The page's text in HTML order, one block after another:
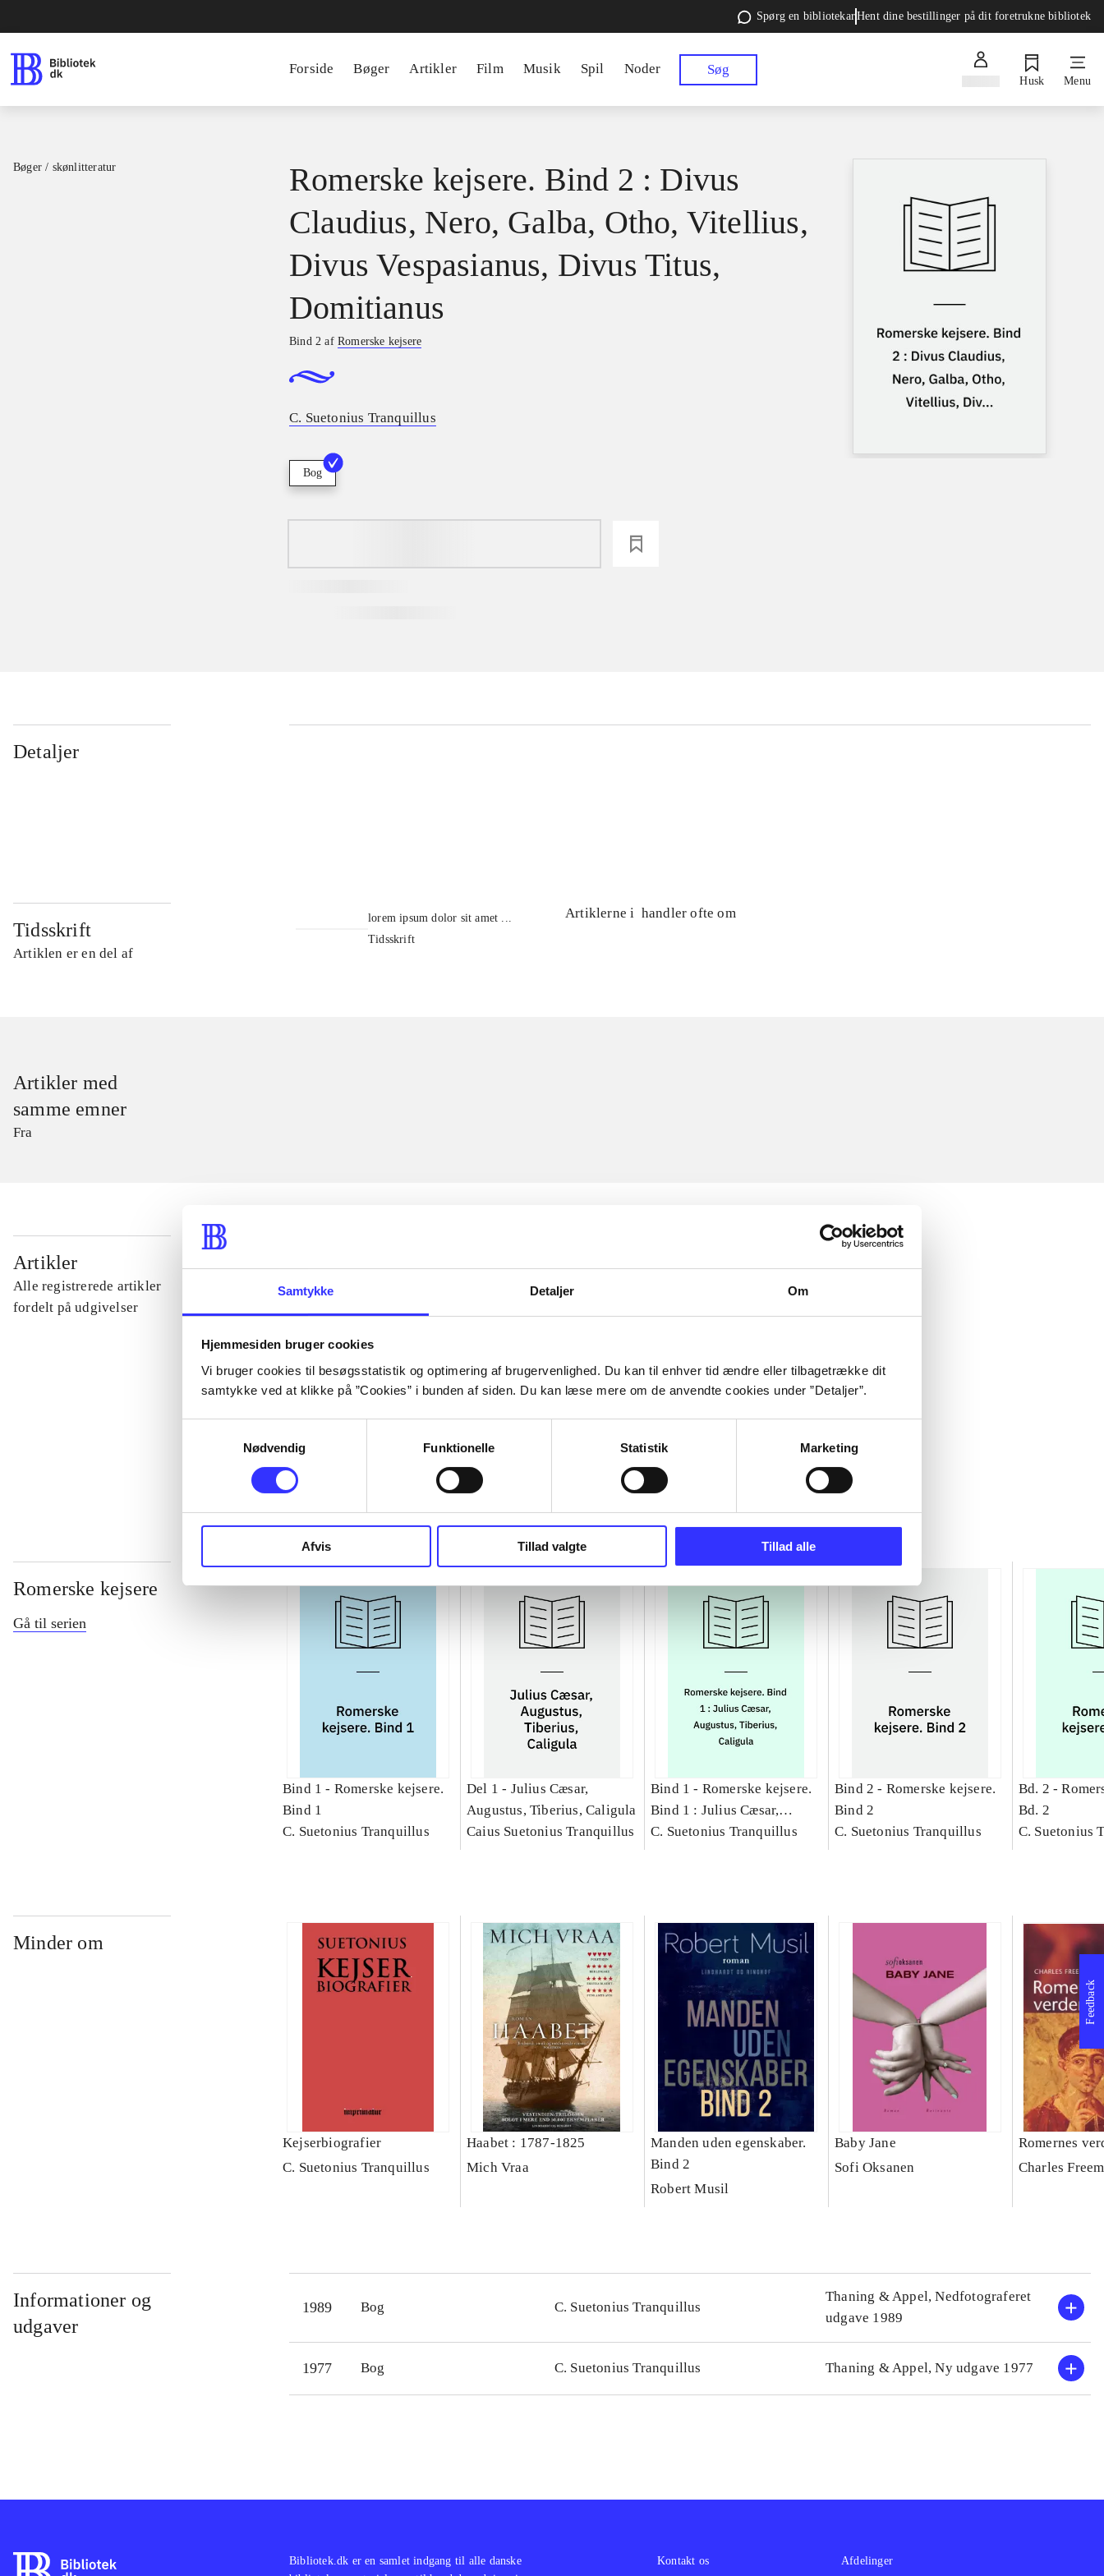
Samtykke Detaljer Om
Hjemmesiden bruger cookies
Vi bruger cookies til besøgsstatistik og optimering af brugervenlighed. Du kan til enhver tid ændre eller tilbagetrække dit
samtykke ved at klikke på ”Cookies” i bunden af siden. Du kan læse mere om de anvendte cookies under ”Detaljer”.
Nødvendig
Funktionelle Statistik Marketing
Afvis Tillad valgte Tillad alle
Spørg en bibliotekarHent dine bestillinger på dit foretrukne bibliotek
Forside Bøger Artikler Film Musik Spil Noder Søg
Husk Menu
Bøger / skønlitteratur
Romerske kejsere. Bind 2 : Divus
Claudius, Nero, Galba, Otho, Vitellius,
Divus Vespasianus, Divus Titus,
Domitianus
Bind 2 afRomerske kejsere
C. Suetonius Tranquillus
Bog
Detaljer
Tidsskrift
Artiklen er en del af
lorem ipsum dolor sit amet ...
Tidsskrift
Artiklerne i handler ofte om
Artikler med
samme emner
Fra
Artikler
Alle registrerede artikler
fordelt på udgivelser
Romerske kejsere
Gå til serien
Bind 1 - Romerske kejsere.
Bind 1
C. Suetonius Tranquillus
Del 1 - Julius Cæsar,
Augustus, Tiberius, Caligula
Caius Suetonius Tranquillus
Bind 1 - Romerske kejsere.
Bind 1 : Julius Cæsar,
Augustus, Tiberius, Caligula
C. Suetonius Tranquillus
Bind 2 - Romerske kejsere.
Bind 2
C. Suetonius Tranquillus
Bd. 2 -
Bd. 2
C. Suetonius
Minder om
Kejserbiografier
C. Suetonius Tranquillus
Haabet : 1787-1825
Mich Vraa
Manden uden egenskaber.
Bind 2
Robert Musil
Baby Jane
Sofi Oksanen
Romernes
Charles
Informationer og
udgaver
1989 Bog C. Suetonius Tranquillus
Thaning & Appel, Nedfotograferet
udgave 1989
1977 Bog C. Suetonius Tranquillus Thaning & Appel, Ny udgave 1977
Feedback
Bibliotek.dk er en samlet indgang til alle danske
Kontakt os Afdelinger